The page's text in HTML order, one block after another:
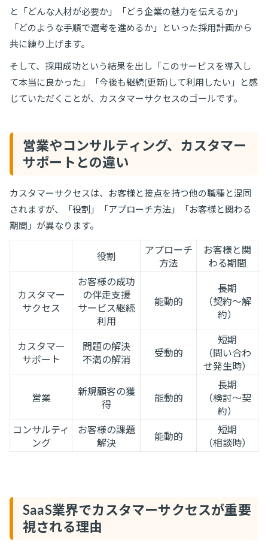
と「どんな人材が必要か」「どう企業の魅力を伝えるか」
「どのような手順で選考を進めるか」といった採用計画から
共に練り上げます。
そして、採用成功という結果を出し「このサービスを導入し
て本当に良かった」「今後も継続(更新)して利用したい」と感
じていただくことが、カスタマーサクセスのゴールです。
営業やコンサルティング、カスタマー
サポートとの違い
カスタマーサクセスは、お客様と接点を持つ他の職種と混同
されますが、「役割」「アプローチ方法」「お客様と関わる
期間」が異なります。
役割
アプローチ
方法
お客様と関
わる期間
カスタマー
サクセス
お客様の成功
の伴走支援
サービス継続
利用
能動的
長期
（契約～解
約）
カスタマー
サポート
問題の解決
不満の解消
受動的
短期
（問い合わ
せ発生時）
営業
新規顧客の獲
得
能動的
長期
（検討～契
約）
コンサルティ
ング
お客様の課題
解決
能動的
短期
（相談時）
SaaS業界でカスタマーサクセスが重要
視される理由